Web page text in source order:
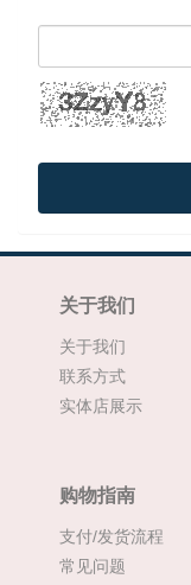
关于我们
关于我们
联系方式
实体店展示
购物指南
支付/发货流程
常见问题